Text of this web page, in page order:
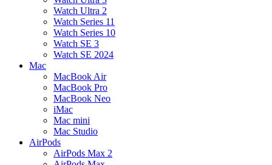
Watch Ultra 2
Watch Series 11
Watch Series 10
Watch SE 3
Watch SE 2024
Mac
MacBook Air
MacBook Pro
MacBook Neo
iMac
Mac mini
Mac Studio
AirPods
AirPods Max 2